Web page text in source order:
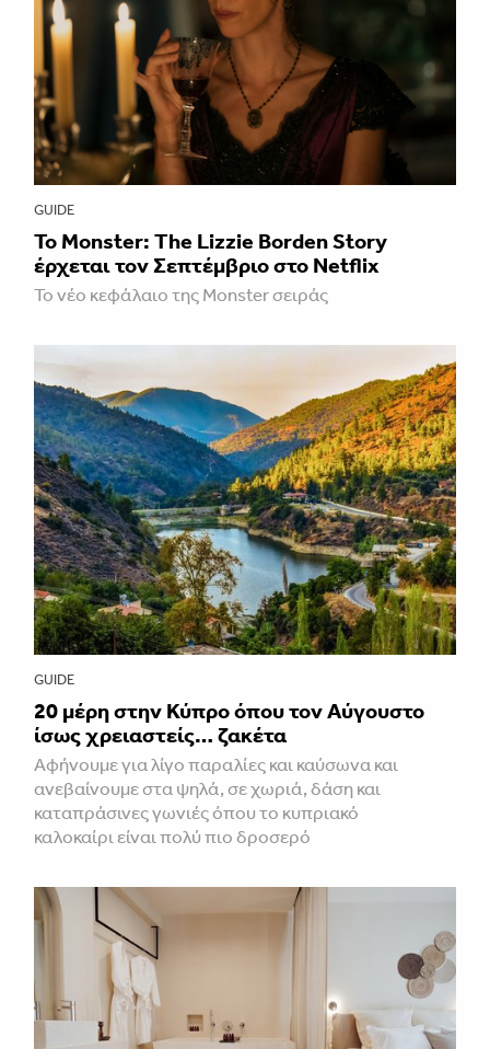
GUIDE
Το Monster: The Lizzie Borden Story
έρχεται τον Σεπτέμβριο στο Netflix
Το νέο κεφάλαιο της Monster σειράς
GUIDE
20 μέρη στην Κύπρο όπου τον Αύγουστο
ίσως χρειαστείς… ζακέτα
Αφήνουμε για λίγο παραλίες και καύσωνα και
ανεβαίνουμε στα ψηλά, σε χωριά, δάση και
καταπράσινες γωνιές όπου το κυπριακό
καλοκαίρι είναι πολύ πιο δροσερό